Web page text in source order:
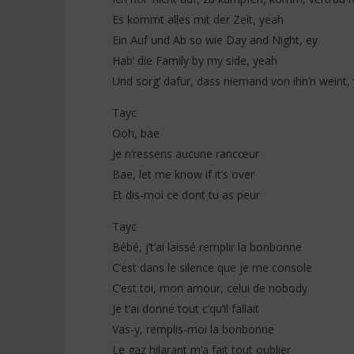
Es kommt alles mit der Zeit, yeah
Ein Auf und Ab so wie Day and Night, ey
Hab’ die Family by my side, yeah
Und sorg’ dafür, dass niemand von ihn’n weint,
Tayc
Ooh, bae
Je n’ressens aucune rancœur
Bae, let me know if it’s over
Et dis-moi ce dont tu as peur
Tayc
Bébé, j’t’ai laissé remplir la bonbonne
C’est dans le silence que je me console
C’est toi, mon amour, celui de nobody
Je t’ai donné tout c’qu’il fallait
Vas-y, remplis-moi la bonbonne
Le gaz hilarant m’a fait tout oublier